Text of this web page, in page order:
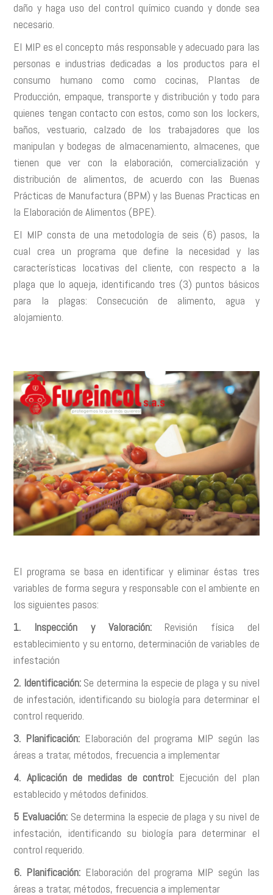
daño y haga uso del control químico cuando y donde sea
necesario.
El MIP es el concepto más responsable y adecuado para las
personas e industrias dedicadas a los productos para el
consumo humano como como cocinas, Plantas de
Producción, empaque, transporte y distribución y todo para
quienes tengan contacto con estos, como son los lockers,
baños, vestuario, calzado de los trabajadores que los
manipulan y bodegas de almacenamiento, almacenes, que
tienen que ver con la elaboración, comercialización y
distribución de alimentos, de acuerdo con las Buenas
Prácticas de Manufactura (BPM) y las Buenas Practicas en
la Elaboración de Alimentos (BPE).
El MIP consta de una metodología de seis (6) pasos, la
cual crea un programa que define la necesidad y las
características locativas del cliente, con respecto a la
plaga que lo aqueja, identificando tres (3) puntos básicos
para la plagas: Consecución de alimento, agua y
alojamiento.
El programa se basa en identificar y eliminar éstas tres
variables de forma segura y responsable con el ambiente en
los siguientes pasos:
1. Inspección y Valoración:Revisión física del
establecimiento y su entorno, determinación de variables de
infestación
2. Identificación:Se determina la especie de plaga y su nivel
de infestación, identificando su biología para determinar el
control requerido.
3. Planificación: Elaboración del programa MIP según las
áreas a tratar, métodos, frecuencia a implementar
4. Aplicación de medidas de control: Ejecución del plan
establecido y métodos definidos.
5 Evaluación:Se determina la especie de plaga y su nivel de
infestación, identificando su biología para determinar el
control requerido.
6. Planificación: Elaboración del programa MIP según las
áreas a tratar, métodos, frecuencia a implementar